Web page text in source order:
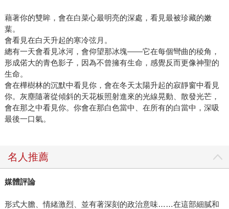
藉著你的雙眸，會在白菜心最明亮的深處，看見最被珍藏的嫩
葉。
會看見在白天升起的寒冷弦月。
總有一天會看見冰河，會仰望那冰塊——它在每個彎曲的稜角，
形成偌大的青色影子，因為不曾擁有生命，感覺反而更像神聖的
生命。
會在樺樹林的沉默中看見你，會在冬天太陽升起的寂靜窗中看見
你。灰塵隨著從傾斜的天花板照射進來的光線晃動、散發光芒，
會在那之中看見你。你會在那白色當中、在所有的白當中，深吸
最後一口氣。
名人推薦
媒體評論
形式大膽、情緒激烈、並有著深刻的政治意味……在這部細膩和